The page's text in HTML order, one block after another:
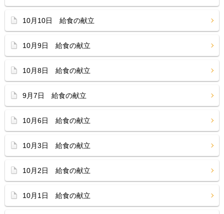
10月10日 給食の献立
10月9日 給食の献立
10月8日 給食の献立
9月7日 給食の献立
10月6日 給食の献立
10月3日 給食の献立
10月2日 給食の献立
10月1日 給食の献立